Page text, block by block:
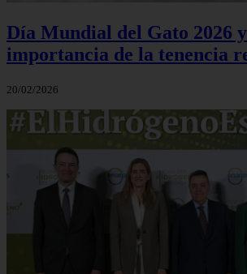
Día Mundial del Gato 2026
importancia de la tenencia
20/02/2026